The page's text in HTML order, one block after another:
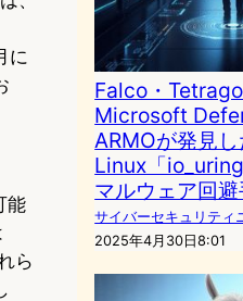
に
能
ら
Falco・
Microsoft
ARMOが発見し
Linux「
マルウェア回
サイバーセキュリティ
2025年4月30日8:01